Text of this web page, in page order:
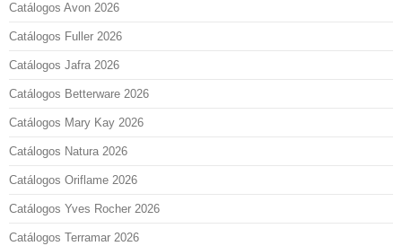
Catálogos Avon 2026
Catálogos Fuller 2026
Catálogos Jafra 2026
Catálogos Betterware 2026
Catálogos Mary Kay 2026
Catálogos Natura 2026
Catálogos Oriflame 2026
Catálogos Yves Rocher 2026
Catálogos Terramar 2026